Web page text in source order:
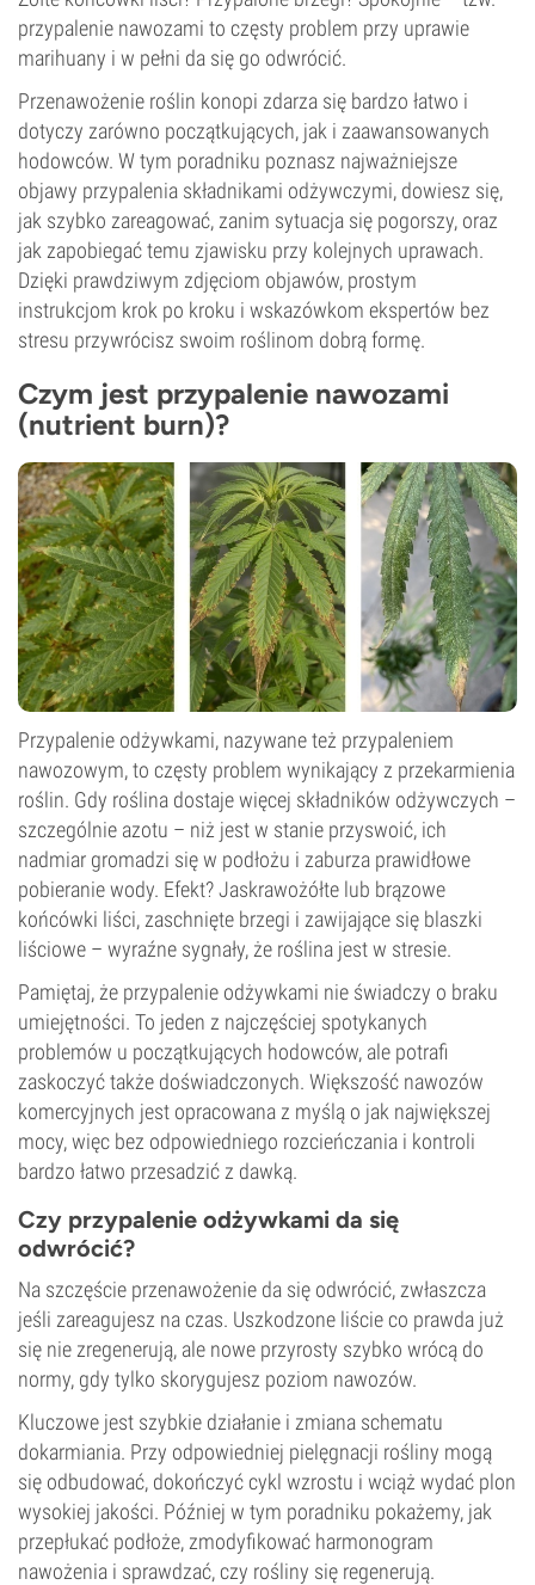
przypalenie nawozami to częsty problem przy uprawie
marihuany i w pełni da się go odwrócić.
Przenawożenie roślin konopi zdarza się bardzo łatwo i
dotyczy zarówno początkujących, jak i zaawansowanych
hodowców. W tym poradniku poznasz najważniejsze
objawy przypalenia składnikami odżywczymi, dowiesz się,
jak szybko zareagować, zanim sytuacja się pogorszy, oraz
jak zapobiegać temu zjawisku przy kolejnych uprawach.
Dzięki prawdziwym zdjęciom objawów, prostym
instrukcjom krok po kroku i wskazówkom ekspertów bez
stresu przywrócisz swoim roślinom dobrą formę.
Czym jest przypalenie nawozami
(nutrient burn)?
Przypalenie odżywkami, nazywane też przypaleniem
nawozowym, to częsty problem wynikający z przekarmienia
roślin. Gdy roślina dostaje więcej składników odżywczych –
szczególnie azotu – niż jest w stanie przyswoić, ich
nadmiar gromadzi się w podłożu i zaburza prawidłowe
pobieranie wody. Efekt? Jaskrawożółte lub brązowe
końcówki liści, zaschnięte brzegi i zawijające się blaszki
liściowe – wyraźne sygnały, że roślina jest w stresie.
Pamiętaj, że przypalenie odżywkami nie świadczy o braku
umiejętności. To jeden z najczęściej spotykanych
problemów u początkujących hodowców, ale potrafi
zaskoczyć także doświadczonych. Większość nawozów
komercyjnych jest opracowana z myślą o jak największej
mocy, więc bez odpowiedniego rozcieńczania i kontroli
bardzo łatwo przesadzić z dawką.
Czy przypalenie odżywkami da się
odwrócić?
Na szczęście przenawożenie da się odwrócić, zwłaszcza
jeśli zareagujesz na czas. Uszkodzone liście co prawda już
się nie zregenerują, ale nowe przyrosty szybko wrócą do
normy, gdy tylko skorygujesz poziom nawozów.
Kluczowe jest szybkie działanie i zmiana schematu
dokarmiania. Przy odpowiedniej pielęgnacji rośliny mogą
się odbudować, dokończyć cykl wzrostu i wciąż wydać plon
wysokiej jakości. Później w tym poradniku pokażemy, jak
przepłukać podłoże, zmodyfikować harmonogram
nawożenia i sprawdzać, czy rośliny się regenerują.